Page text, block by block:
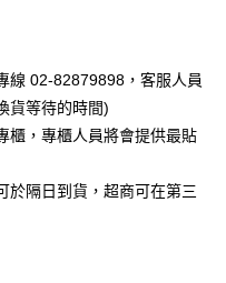
線 02-82879898，客服人員
貨等待的時間)
櫃，專櫃人員將會提供最貼
於隔日到貨，超商可在第三